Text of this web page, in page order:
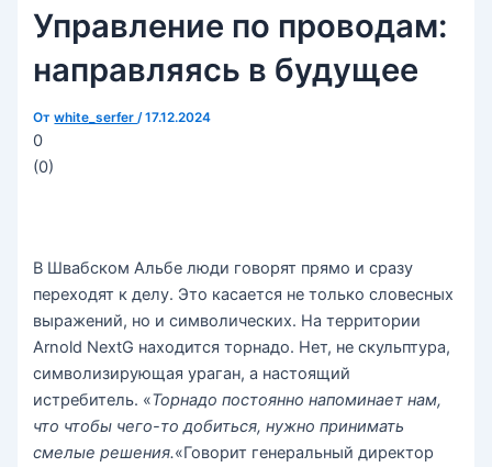
Управление по проводам:
направляясь в будущее
Отwhite_serfer/17.12.2024
0
(0)
В Швабском Альбе люди говорят прямо и сразу
переходят к делу. Это касается не только словесных
выражений, но и символических. На территории
Arnold NextG находится торнадо. Нет, не скульптура,
символизирующая ураган, а настоящий
истребитель. «Торнадо постоянно напоминает нам,
что чтобы чего-то добиться, нужно принимать
смелые решения.«Говорит генеральный директор